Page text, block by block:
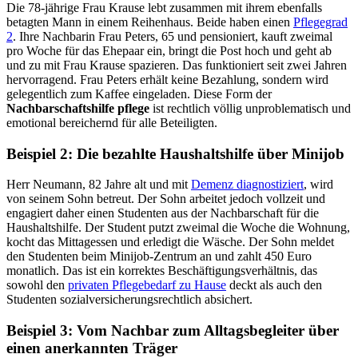
Die 78-jährige Frau Krause lebt zusammen mit ihrem ebenfalls
betagten Mann in einem Reihenhaus. Beide haben einen Pflegegrad
2. Ihre Nachbarin Frau Peters, 65 und pensioniert, kauft zweimal
pro Woche für das Ehepaar ein, bringt die Post hoch und geht ab
und zu mit Frau Krause spazieren. Das funktioniert seit zwei Jahren
hervorragend. Frau Peters erhält keine Bezahlung, sondern wird
gelegentlich zum Kaffee eingeladen. Diese Form der
Nachbarschaftshilfe pflege ist rechtlich völlig unproblematisch und
emotional bereichernd für alle Beteiligten.
Beispiel 2: Die bezahlte Haushaltshilfe über Minijob
Herr Neumann, 82 Jahre alt und mitDemenz diagnostiziert, wird
von seinem Sohn betreut. Der Sohn arbeitet jedoch vollzeit und
engagiert daher einen Studenten aus der Nachbarschaft für die
Haushaltshilfe. Der Student putzt zweimal die Woche die Wohnung,
kocht das Mittagessen und erledigt die Wäsche. Der Sohn meldet
den Studenten beim Minijob-Zentrum an und zahlt 450 Euro
monatlich. Das ist ein korrektes Beschäftigungsverhältnis, das
sowohl den privaten Pflegebedarf zu Hause deckt als auch den
Studenten sozialversicherungsrechtlich absichert.
Beispiel 3: Vom Nachbar zum Alltagsbegleiter über
einen anerkannten Träger